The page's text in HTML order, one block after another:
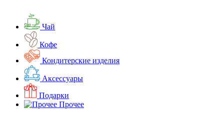
Чай
Кофе
Кондитерские изделия
Аксессуары
Подарки
Прочее